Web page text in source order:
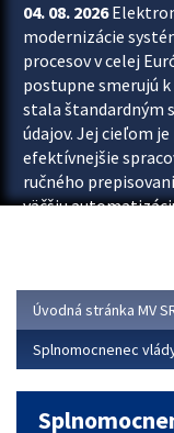
04. 08. 2026
modernizácie
procesov v celej
postupne smerujú
stala štandardným
údajov. Jej cieľom
efektívnejšie
ručného
väčšiu
fakturácia preto
Úvodná stránka MV
Splnomocnenec